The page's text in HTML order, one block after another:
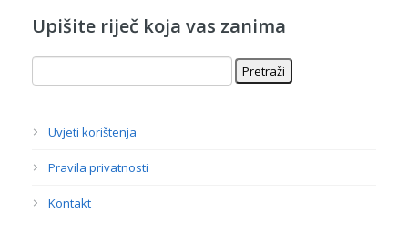
Upišite riječ koja vas zanima
Uvjeti korištenja
Pravila privatnosti
Kontakt